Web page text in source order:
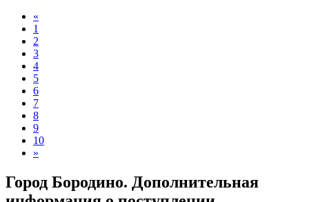
«
1
2
3
4
5
6
7
8
9
10
»
Город Бородино. Дополнительная